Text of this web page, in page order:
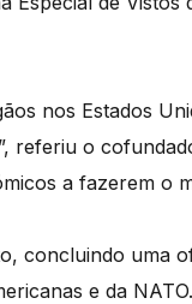
nos Estados
referiu o
a fazerem o
concluindo uma
e da NATO.